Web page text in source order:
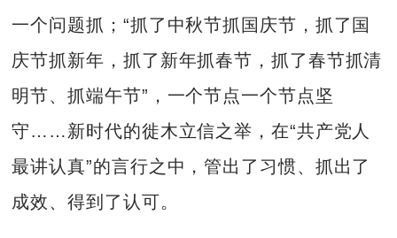
一个问题抓；“抓了中秋节抓国庆节，抓了国
庆节抓新年，抓了新年抓春节，抓了春节抓清
明节、抓端午节”，一个节点一个节点坚
守……新时代的徙木立信之举，在“共产党人
最讲认真”的言行之中，管出了习惯、抓出了
成效、得到了认可。